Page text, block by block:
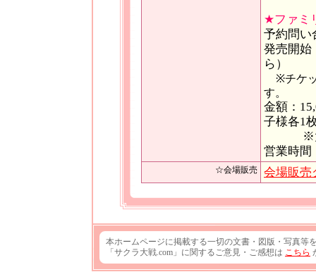
★ファミ
予約問い
発売開始
ら）
※チケ
す。
金額：
子様各1
※大人
営業時間
☆会場販売 会場販売
本ホームページに掲載する一切の文書・図版・写真等
「サクラ大戦.com」に関するご意見・ご感想は こちら